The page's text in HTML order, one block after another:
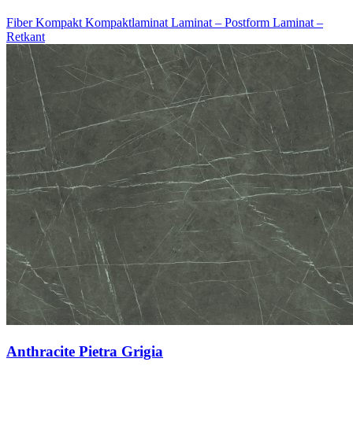
Fiber Kompakt Kompaktlaminat Laminat – Postform Laminat –
Retkant
Anthracite Pietra Grigia